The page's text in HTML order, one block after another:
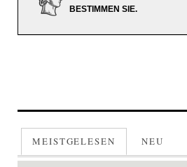
BESTIMMEN SIE.
MEISTGELESEN NEU